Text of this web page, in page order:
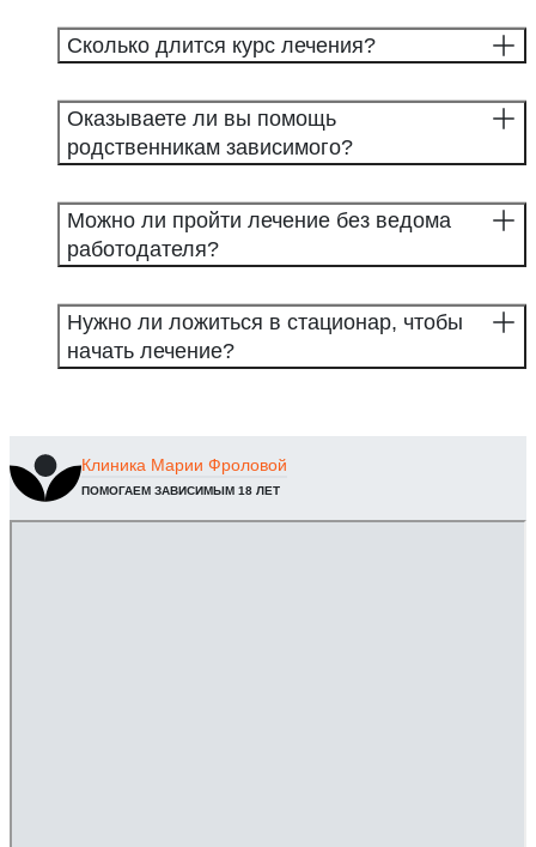
Сколько длится курс лечения?
Оказываете ли вы помощь
родственникам зависимого?
Можно ли пройти лечение без ведома
работодателя?
Нужно ли ложиться в стационар, чтобы
начать лечение?
Клиника Марии Фроловой
ПОМОГАЕМ ЗАВИСИМЫМ 18 ЛЕТ